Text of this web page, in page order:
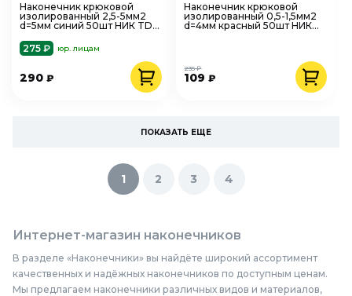
Наконечник крюковой
изолированный 2,5-5мм2
d=5мм синий 50шт НИК TDM
275 ₽
юр. лицам
290 ₽
Наконечник крюковой
изолированный 0,5-1,5мм2
d=4мм красный 50шт НИК
109₽
235 ₽
ПОКАЗАТЬ ЕЩЕ
1 2 3 4
Интернет-магазин наконечников
В разделе «Наконечники» вы найдёте широкий ассортимент
качественных и надёжных наконечников по доступным ценам.
Мы предлагаем наконечники различных видов и материалов,